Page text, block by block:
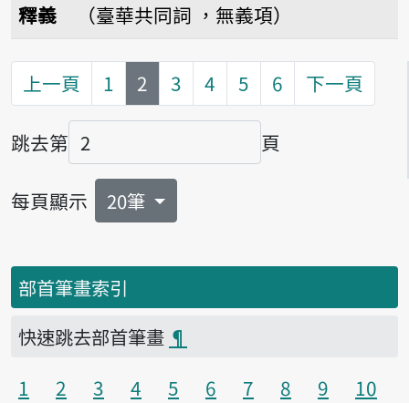
釋義 （臺華共同詞 ，無義項）
上一頁 1 第
2 3 4 5 6 下一頁
跳去第
頁碼
頁
每頁顯示 20筆
部首筆畫索引
快速跳去部首筆畫 ¶
1
2 3 4 5 6 7 8 9
10